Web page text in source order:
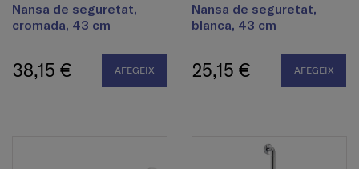
Nansa de seguretat,
cromada, 43 cm
38,15 € AFEGEIX
Nansa de seguretat,
blanca, 43 cm
25,15 € AFEGEIX